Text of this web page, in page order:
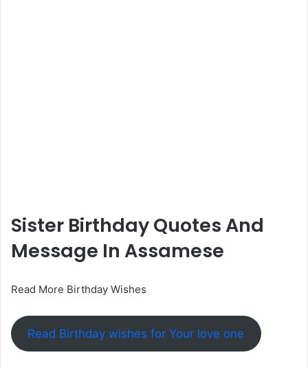
Sister Birthday Quotes And
Message In Assamese
Read More Birthday Wishes
Read Birthday wishes for Your love one